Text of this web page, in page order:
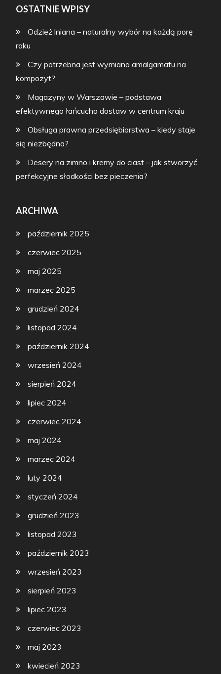
OSTATNIE WPISY
Odzież lniana – naturalny wybór na każdą porę
roku
Czy potrzebna jest wymiana amalgamatu na
kompozyt?
Magazyny w Warszawie – podstawa
efektywnego łańcucha dostaw w centrum kraju
Obsługa prawna przedsiębiorstwa – kiedy staje
się niezbędna?
Desery na zimno i kremy do ciast – jak stworzyć
perfekcyjne słodkości bez pieczenia?
ARCHIWA
październik 2025
czerwiec 2025
maj 2025
marzec 2025
grudzień 2024
listopad 2024
październik 2024
wrzesień 2024
sierpień 2024
lipiec 2024
czerwiec 2024
maj 2024
marzec 2024
luty 2024
styczeń 2024
grudzień 2023
listopad 2023
październik 2023
wrzesień 2023
sierpień 2023
lipiec 2023
czerwiec 2023
maj 2023
kwiecień 2023